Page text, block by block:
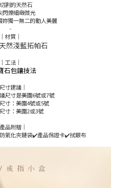
割的天然石
閃爍細緻微光
妳獨一無二的動人美麗
-
｜材質｜
天然淺藍拓帕石
｜工法｜
石包鑲技法
寸建議｜
尺寸是美圍6號或7號
寸：美圍4號或5號
寸：美圍2或3號
品附贈｜
氧化夾鏈袋✔️產品保證卡✔️拭銀布